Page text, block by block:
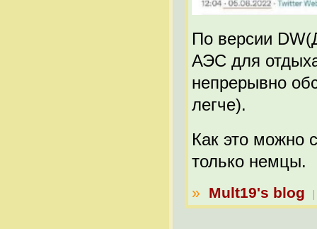
По версии
АЭС для
непрерывно
легче).
Как это можно
только немцы.
» Mult19's blog